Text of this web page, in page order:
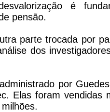
é
pensão.
parte trocada por
dos
por
Elas foram vendidas